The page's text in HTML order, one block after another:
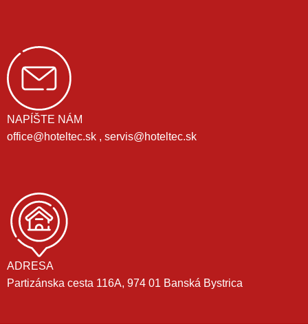
NAPÍŠTE NÁM
office@hoteltec.sk , servis@hoteltec.sk
ADRESA
Partizánska cesta 116A, 974 01 Banská Bystrica